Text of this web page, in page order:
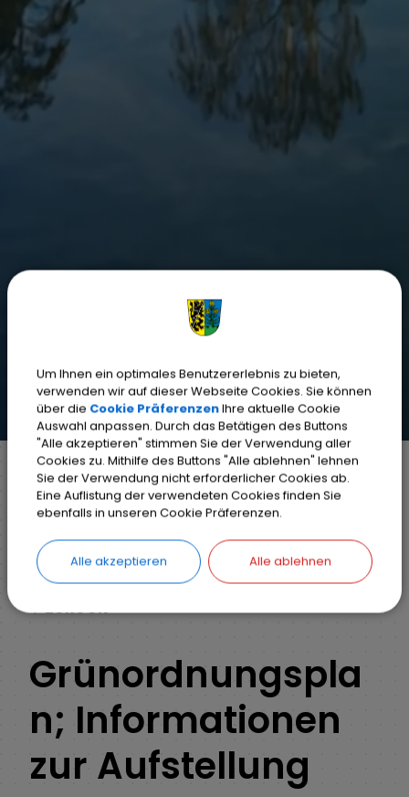
Markt Weisendorf Bürgerinfo
Rathaus
Ihr Anliegen
Detail
ZURÜCK
Grünordnungspla
n; Informationen
zur Aufstellung
Um Ihnen ein optimales Benutzererlebnis zu bieten,
verwenden wir auf dieser Webseite Cookies. Sie können
über die Cookie PräferenzenIhre aktuelle Cookie
Auswahl anpassen. Durch das Betätigen des Buttons
"Alle akzeptieren" stimmen Sie der Verwendung aller
Cookies zu. Mithilfe des Buttons "Alle ablehnen" lehnen
Sie der Verwendung nicht erforderlicher Cookies ab.
Eine Auflistung der verwendeten Cookies finden Sie
ebenfalls in unseren Cookie Präferenzen.
Alle akzeptieren Alle ablehnen